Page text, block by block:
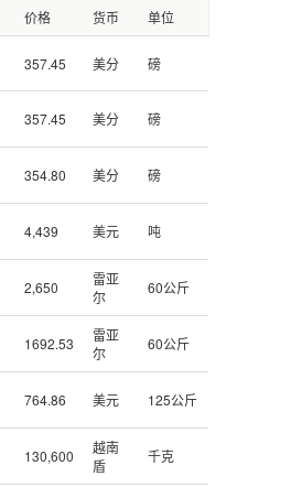
价格 货币 单位
357.45 美分 磅
357.45 美分 磅
354.80 美分 磅
4,439 美元 吨
2,650
雷亚
尔
60公斤
1692.53
雷亚
尔
60公斤
764.86 美元 125公斤
130,600
越南
盾
千克